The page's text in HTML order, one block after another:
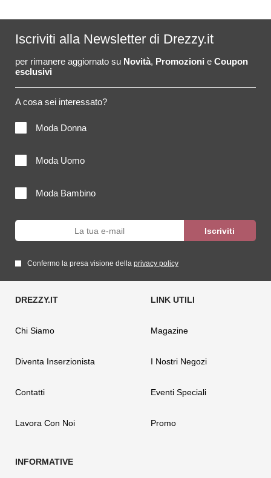
Iscriviti alla Newsletter di Drezzy.it
per rimanere aggiornato su Novità, Promozioni e Coupon
esclusivi
A cosa sei interessato?
Moda Donna
Moda Uomo
Moda Bambino
Confermo la presa visione della privacy policy
Chi Siamo
Diventa Inserzionista
Contatti
Lavora Con Noi
Magazine
I Nostri Negozi
Eventi Speciali
Promo